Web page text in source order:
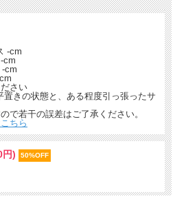
-cm
cm
cm
さい
きの状態と、ある程度引っ張ったサ
で若干の誤差はご了承ください。
ちら
円) 50%OFF